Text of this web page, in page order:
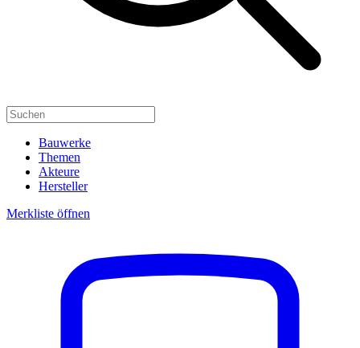
Bauwerke
Themen
Akteure
Hersteller
Merkliste öffnen